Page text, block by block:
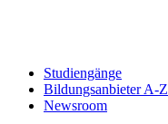
Studiengänge
Bildungsanbieter A-Z
Newsroom